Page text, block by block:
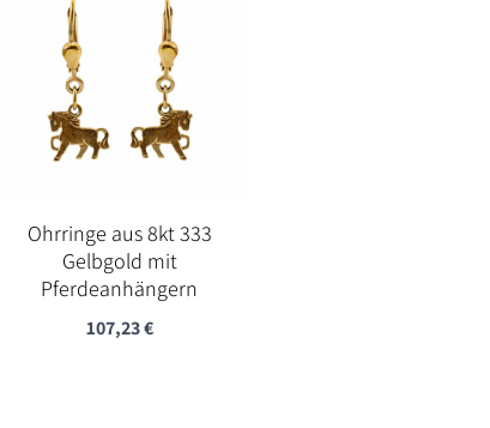
Ohrringe aus 8kt 333
Gelbgold mit
Pferdeanhängern
107,23€